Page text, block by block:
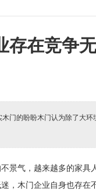
存在竞争
木门的盼盼木门认为除了大
景气，越来越多的家具
，木门企业自身也存在